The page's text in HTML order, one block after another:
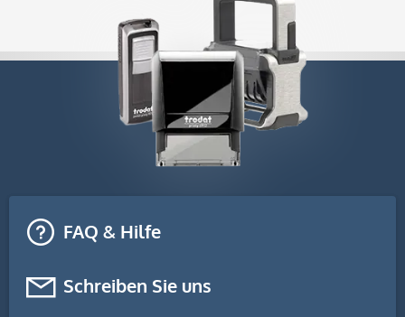
FAQ & Hilfe
Schreiben Sie uns